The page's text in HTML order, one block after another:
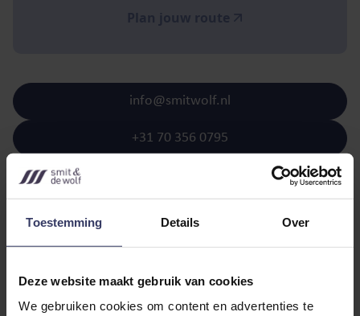
Toestemming Details Over
Deze website maakt gebruik van cookies
We gebruiken cookies om content en advertenties te
+31 70 356 0795
info@smitwolf.nl
Schrijf je in voor onze
nieuwsbrief!